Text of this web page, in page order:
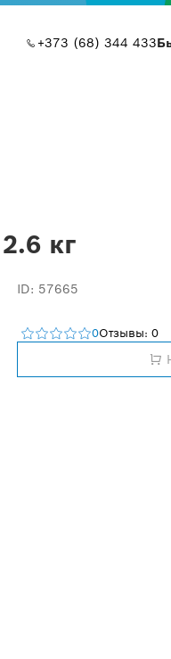
+373 (68) 344 433
кг
ID: 57665
0Отзывы: 0